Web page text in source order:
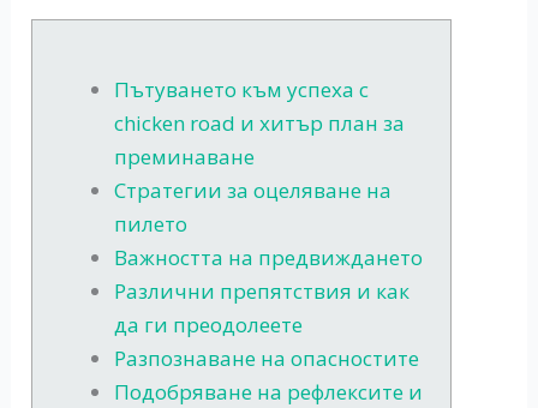
Пътуването към успеха с
chicken road и хитър план за
преминаване
Стратегии за оцеляване на
пилето
Важността на предвиждането
Различни препятствия и как
да ги преодолеете
Разпознаване на опасностите
Подобряване на рефлексите и